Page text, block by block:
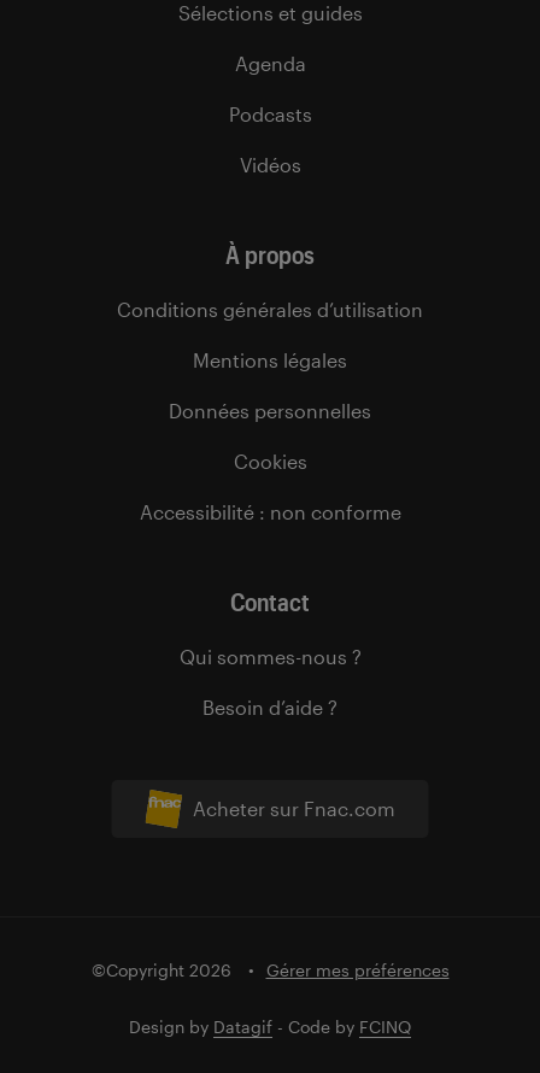
Acheter sur Fnac.com
Sélections et guides
Agenda
Podcasts
Vidéos
À propos
Conditions générales d’utilisation
Mentions légales
Données personnelles
Cookies
Accessibilité : non conforme
Contact
Qui sommes-nous ?
Besoin d’aide ?
©Copyright 2026 Gérer mes préférences
Design by Datagif - Code by FCINQ